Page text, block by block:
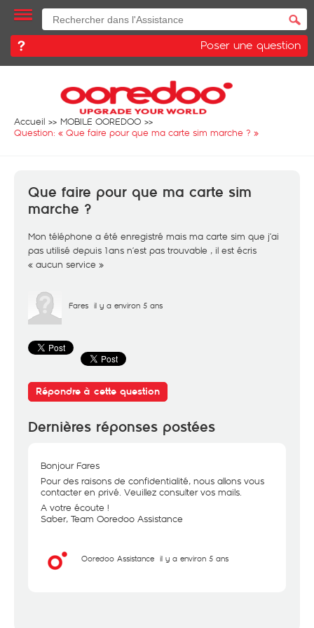
Poser une question
Accueil
MOBILE OOREDOO
Question: « Que faire pour que ma carte sim marche ? »
Que faire pour que ma carte sim
marche ?
Mon téléphone a été enregistré mais ma carte sim que j’ai
pas utilisé depuis 1ans n’est pas trouvable , il est écris
« aucun service »
Fares il y a environ 5 ans
Répondre à cette question
Dernières réponses postées
Bonjour Fares
Pour des raisons de confidentialité, nous allons vous
contacter en privé. Veuillez consulter vos mails.
A votre écoute !
Saber, Team Ooredoo Assistance
Ooredoo Assistance il y a environ 5 ans